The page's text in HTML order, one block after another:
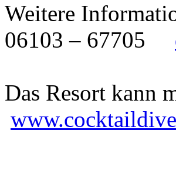
Weitere
06103 – 67705
Das Resort kann